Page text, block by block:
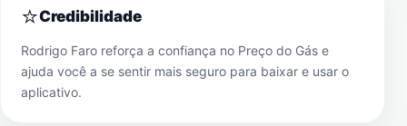
⭐Credibilidade
Rodrigo Faro reforça a confiança no Preço do Gás e
ajuda você a se sentir mais seguro para baixar e usar o
aplicativo.